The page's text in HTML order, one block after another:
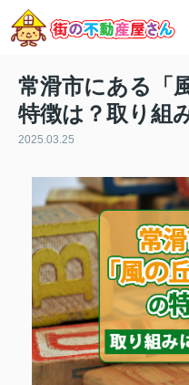
常滑市にある「
特徴は？取り組
2025.03.25